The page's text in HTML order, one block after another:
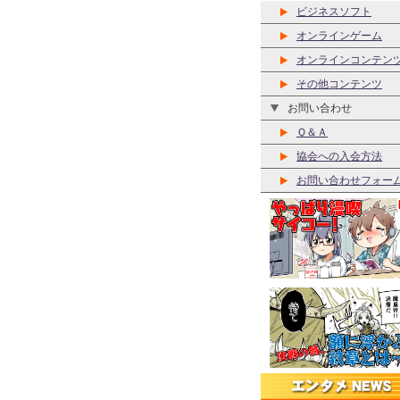
ビジネスソフト
オンラインゲーム
オンラインコンテン
その他コンテンツ
お問い合わせ
Ｑ＆Ａ
協会への入会方法
お問い合わせフォー